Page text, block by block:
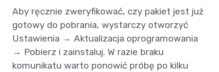
Aby ręcznie zweryfikować, czy pakiet jest już
gotowy do pobrania, wystarczy otworzyć
Ustawienia → Aktualizacja oprogramowania
→ Pobierz i zainstaluj. W razie braku
komunikatu warto ponowić próbę po kilku